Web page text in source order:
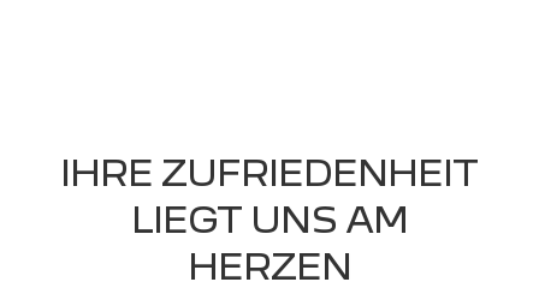
IHRE ZUFRIEDENHEIT
LIEGT UNS AM
HERZEN